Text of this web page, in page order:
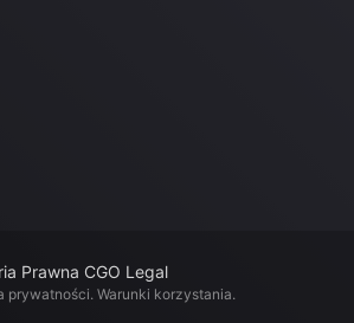
Prawna CGO Legal
prywatności. Warunki korzystania.